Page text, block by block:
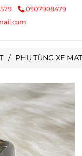
0907908479
/ PHỤ TÙNG XE